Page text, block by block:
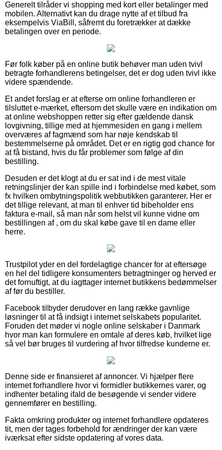
Generelt tilråder vi shopping med kort eller betalinger med
mobilen. Alternativt kan du drage nytte af et tilbud fra
eksempelvis ViaBill, såfremt du foretrækker at dække
betalingen over en periode.
Før folk køber på en online butik behøver man uden tvivl
betragte forhandlerens betingelser, det er dog uden tvivl ikke
videre spændende.
Et andet forslag er at efterse om online forhandleren er
tilsluttet e-mærket, eftersom det skulle være en indikation om
at online webshoppen retter sig efter gældende dansk
lovgivning, tillige med at hjemmesiden en gang i mellem
overværes af fagmænd som har nøje kendskab til
bestemmelserne på området. Det er en rigtig god chance for
at få bistand, hvis du får problemer som følge af din
bestilling.
Desuden er det klogt at du er sat ind i de mest vitale
retningslinjer der kan spille ind i forbindelse med købet, som
fx hvilken ombytningspolitik webbutikken garanterer. Her er
det tillige relevant, at man til enhver tid bibeholder ens
faktura e-mail, så man når som helst vil kunne vidne om
bestillingen af , om du skal købe gave til en dame eller
herre.
Trustpilot yder en del fordelagtige chancer for at eftersøge
en hel del tidligere konsumenters betragtninger og herved er
det fornuftigt, at du iagttager internet butikkens bedømmelser
af før du bestiller.
Facebook tilbyder derudover en lang række gavnlige
løsninger til at få indsigt i internet selskabets popularitet.
Foruden det møder vi nogle online selskaber i Danmark
hvor man kan formulere en omtale af deres køb, hvilket lige
så vel bør bruges til vurdering af hvor tilfredse kunderne er.
Denne side er finansieret af annoncer. Vi hjælper flere
internet forhandlere hvor vi formidler butikkernes varer, og
indhenter betaling ifald de besøgende vi sender videre
gennemfører en bestilling.
Fakta omkring produkter og internet forhandlere opdateres
tit, men der tages forbehold for ændringer der kan være
iværksat efter sidste opdatering af vores data.